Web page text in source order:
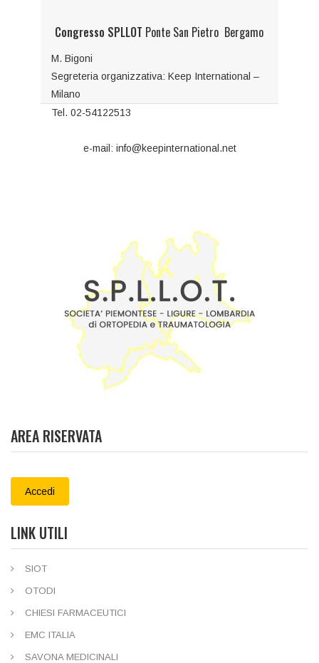
Congresso SPLLOT Ponte San Pietro Bergamo
M. Bigoni
Segreteria organizzativa: Keep International –
Milano
Tel. 02-54122513
e-mail: info@keepinternational.net
AREA RISERVATA
Accedi
LINK UTILI
SIOT
OTODI
CHIESI FARMACEUTICI
EMC ITALIA
SAVONA MEDICINALI